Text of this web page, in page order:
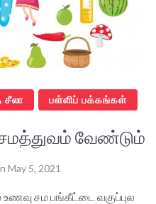
சீலா பள்ளிப் பக்கங்கள்
வேண்டும்
May 5, 2021
உணவு சம பங்கீட்டை வகுப்புல